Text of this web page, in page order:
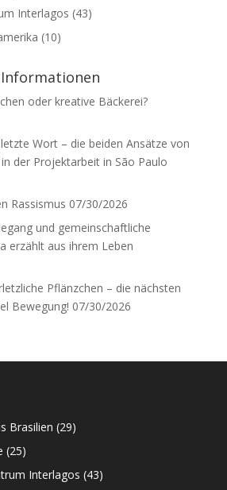
Interlagos (43)
(10)
oder kreative Bäckerei?
Wort – die beiden Ansätze von
der Projektarbeit in São Paulo
Rassismus 07/30/2026
und gemeinschaftliche
erzählt aus ihrem Leben
Pflänzchen – die nächsten
Bewegung! 07/30/2026
Brasilien (29)
(25)
Interlagos (43)